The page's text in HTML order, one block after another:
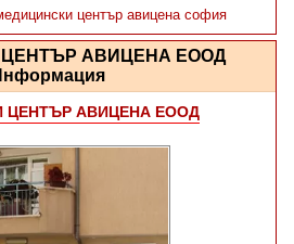
център авицена софия
АВИЦЕНА ЕООД
ЦЕНТЪР АВИЦЕНА ЕООД